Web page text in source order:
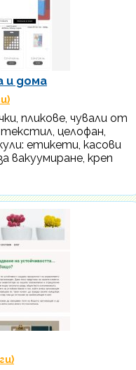
и дома
пликове, чували от
целофан,
етикети, касови
вакуумиране, креп